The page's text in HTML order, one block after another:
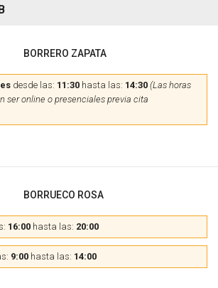
BORRERO ZAPATA
desde las: 11:30 hasta las: 14:30 (Las horas
ser online o presenciales previa cita
BORRUECO ROSA
16:00 hasta las: 20:00
9:00 hasta las: 14:00